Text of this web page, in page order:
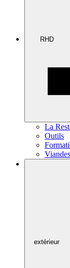
RHD
La
Outils
extérieur